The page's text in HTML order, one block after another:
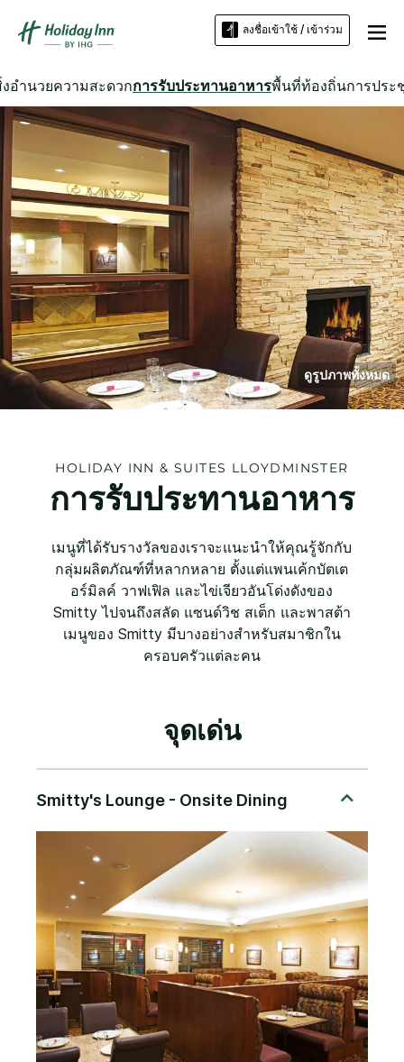
ลงชื่อเข้าใช้ / เข้าร่วม
อำนวยความสะดวกการรับประทานอาหารพื้นที่ท้องถิ่นการประ
ดูรูปภาพทั้งหมด
HOLIDAY INN & SUITES LLOYDMINSTER
การรับประทานอาหาร
เมนูที่ได้รับรางวัลของเราจะแนะนำให้คุณรู้จักกับ
กลุ่มผลิตภัณฑ์ที่หลากหลาย ตั้งแต่แพนเค้กบัตเต
อร์มิลค์ วาฟเฟิล และไข่เจียวอันโด่งดังของ
Smitty ไปจนถึงสลัด แซนด์วิช สเต็ก และพาสต้า
เมนูของ Smitty มีบางอย่างสำหรับสมาชิกใน
ครอบครัวแต่ละคน
จุดเด่น